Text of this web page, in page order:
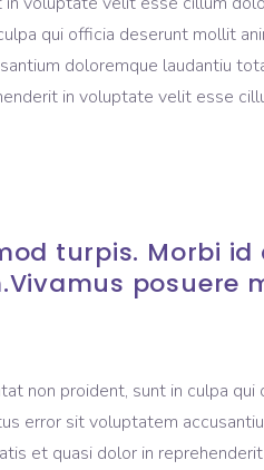
qui officia deserunt mollit
doloremque laudantiu
in voluptate velit esse
turpis. Morbi
posuere
non proident, sunt in culpa
error sit voluptatem
et quasi dolor in